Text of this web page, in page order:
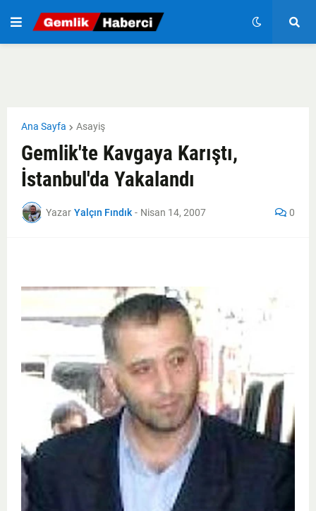
Ana Sayfa Asayiş
Gemlik'te Kavgaya Karıştı,
İstanbul'da Yakalandı
Yazar Yalçın Fındık - Nisan 14, 2007 0